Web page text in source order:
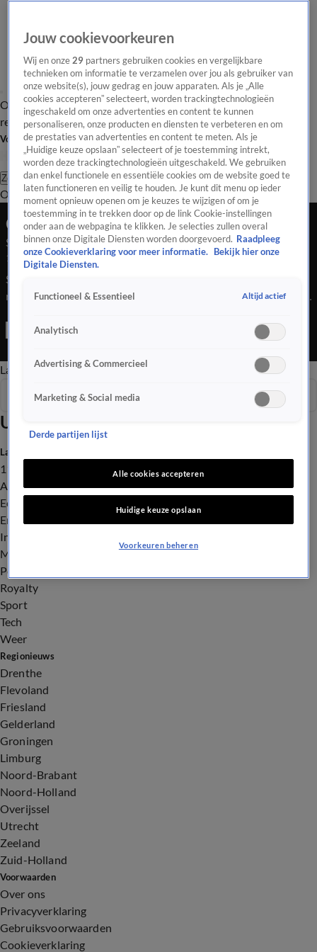
Overzicht Laatste nieuws Regionieuws Het beste van Hart
Tip de
redactie
Volg Hart van Nederland
Zoeken
OverzichtRegioUitzendingenWeerTip de redactiePanelVideo's
Ochtend Editie
Seizoen 2026, aflevering 269
17 jan, 09:00
Spoorwerkzaamheden dit weekend. Treinreizigers moeten
rekening houden met vertraging. Verder lijkt het leven steeds
tulpen te plukken op het museumplein, maar daar is niet
Late EditieOchtend EditieVroege Editie
Uitzendingen
Seizoen 2026
Laatste nieuws
112
Advies & Tips
Economie
Entertainment
Infrastructuur
Milieu en Gezondheid
Politiek
Royalty
Sport
Tech
Weer
Regionieuws
Drenthe
Flevoland
Friesland
Gelderland
Groningen
Limburg
Noord-Brabant
Noord-Holland
Overijssel
Utrecht
Zeeland
Zuid-Holland
Voorwaarden
Over ons
Privacyverklaring
Gebruiksvoorwaarden
Cookieverklaring
Jouw cookievoorkeuren
Wij en onze29 partners gebruiken cookies en vergelijkbare
technieken om informatie te verzamelen over jou als gebruiker van
onze website(s), jouw gedrag en jouw apparaten. Als je „Alle
cookies accepteren” selecteert, worden trackingtechnologieën
ingeschakeld om onze advertenties en content te kunnen
personaliseren, onze producten en diensten te verbeteren en om
de prestaties van advertenties en content te meten. Als je
„Huidige keuze opslaan” selecteert of je toestemming intrekt,
worden deze trackingtechnologieën uitgeschakeld. We gebruiken
dan enkel functionele en essentiële cookies om de website goed te
laten functioneren en veilig te houden. Je kunt dit menu op ieder
moment opnieuw openen om je keuzes te wijzigen of om je
toestemming in te trekken door op de link Cookie-instellingen
onder aan de webpagina te klikken. Je selecties zullen overal
binnen onze Digitale Diensten worden doorgevoerd. Raadpleeg
onze Cookieverklaring voor meer informatie.
Bekijk hier onze
Digitale Diensten.
Functioneel & Essentieel Altijd actief
Analytisch
Advertising & Commercieel
Marketing & Social media
Derde partijen lijst
Alle cookies accepteren
Huidige keuze opslaan
Voorkeuren beheren